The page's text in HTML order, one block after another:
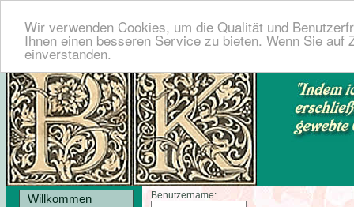
Wir verwenden Cookies, um die Qualität und
Ihnen einen besseren Service zu bieten. Wenn Sie
einverstanden.
Willkommen
Benutzername: